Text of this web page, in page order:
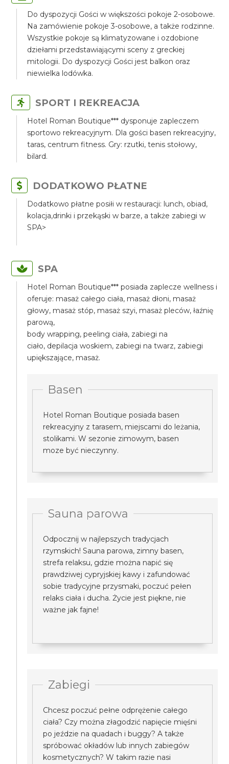
Do dyspozycji Gości w większości pokoje 2-osobowe.
Na zamówienie pokoje 3-osobowe, a także rodzinne.
Wszystkie pokoje są klimatyzowane i ozdobione
dziełami przedstawiającymi sceny z greckiej
mitologii. Do dyspozycji Gości jest balkon oraz
niewielka lodówka.
SPORT I REKREACJA
Hotel Roman Boutique*** dysponuje zapleczem
sportowo rekreacyjnym. Dla gości basen rekreacyjny,
taras, centrum fitness. Gry: rzutki, tenis stołowy,
bilard.
DODATKOWO PŁATNE
Dodatkowo płatne posiłi w restauracji: lunch, obiad,
kolacja,drinki i przekąski w barze, a także zabiegi w
SPA>
SPA
Hotel Roman Boutique*** posiada zaplecze wellness i
oferuje: masaż całego ciała, masaż dłoni, masaż
głowy, masaż stóp, masaż szyi, masaż pleców, łaźnię
parową,
body wrapping, peeling ciała, zabiegi na
ciało, depilacja woskiem, zabiegi na twarz, zabiegi
upiększające, masaż.
Basen
Hotel Roman Boutique posiada basen
rekreacyjny z tarasem, miejscami do leżania,
stolikami. W sezonie zimowym, basen
moze być nieczynny.
Sauna parowa
Odpocznij w najlepszych tradycjach
rzymskich! Sauna parowa, zimny basen,
strefa relaksu, gdzie można napić się
prawdziwej cypryjskiej kawy i zafundować
sobie tradycyjne przysmaki, poczuć pełen
relaks ciała i ducha. Życie jest piękne, nie
ważne jak fajne!
Zabiegi
Chcesz poczuć pełne odprężenie całego
ciała? Czy można złagodzić napięcie mięśni
po jeździe na quadach i buggy? A także
spróbować okładów lub innych zabiegów
kosmetycznych? W takim razie nasi